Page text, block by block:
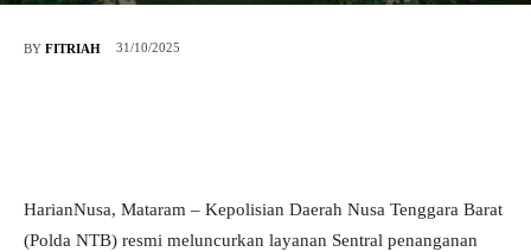
BY FITRIAH 31/10/2025
HarianNusa, Mataram – Kepolisian Daerah Nusa Tenggara Barat
(Polda NTB) resmi meluncurkan layanan Sentral penanganan